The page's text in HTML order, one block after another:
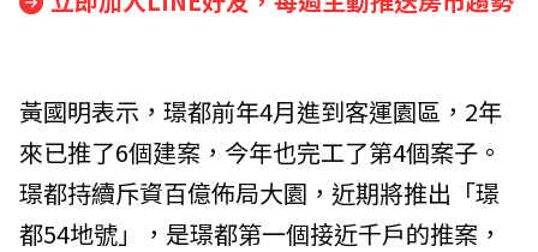
黃國明表示，璟都前年4月進到客運園區，2年
來已推了6個建案，今年也完工了第4個案子。
璟都持續斥資百億佈局大園，近期將推出「璟
都54地號」，是璟都第一個接近千戶的推案，